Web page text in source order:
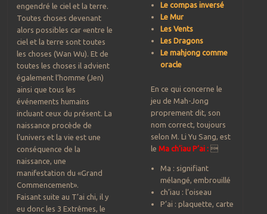
engendré le ciel et la terre.
Toutes choses devenant
alors possibles car «entre le
ciel et la terre sont toutes
les choses (Wan Wu). Et de
toutes les choses il advient
également l’homme (Jen)
ainsi que tous les
événements humains
incluant ceux du présent. La
naissance procède de
l’univers et la vie est une
conséquence de la
naissance, une
manifestation du «Grand
Commencement».
Faisant suite au T’ai chi, il y
eu donc les 3 Extrêmes, le
Le compas inversé
Le Mur
LesVents
Les Dragons
Le mahjong comme
oracle
En ce qui concerne le
jeu de Mah-Jong
proprement dit, son
nom correct, toujours
selon M. Li Yu Sang, est
le Ma ch’iau P’ai : 
Ma : signifiant
mélangé, embrouillé
ch’iau : l’oiseau
P’ai : plaquette, carte